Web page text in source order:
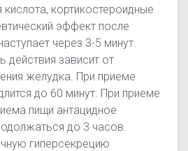
кислота, кортикостероидные
эффект после
через 3-5 минут.
действия зависит от
желудка. При приеме
до 60 минут. При приеме
пищи антацидное
до 3 часов.
гиперсекрецию